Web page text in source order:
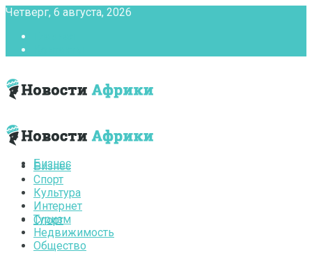
Четверг, 6 августа, 2026
Бизнес
Спорт
Бизнес
Спорт
Культура
Интернет
Туризм
Недвижимость
Общество